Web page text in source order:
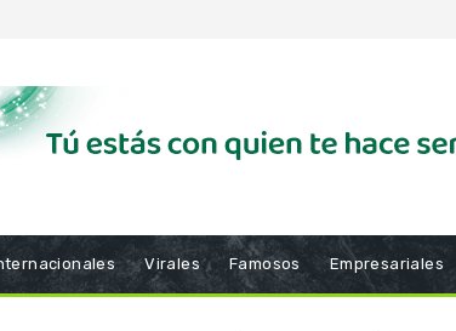
Virales Famosos Empresariales